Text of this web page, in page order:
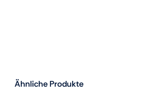
Ähnliche Produkte